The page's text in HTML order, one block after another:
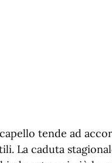
tende ad
La caduta